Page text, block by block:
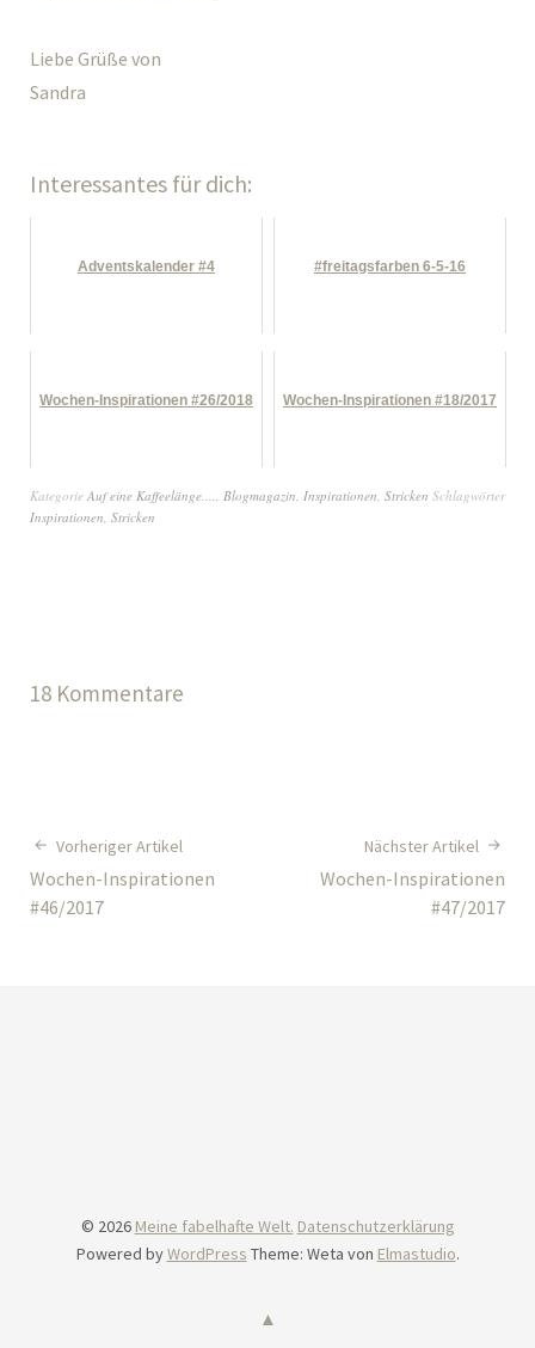
Liebe Grüße von
Sandra
Interessantes für dich:
Adventskalender #4 #freitagsfarben 6-5-16
Wochen-Inspirationen #26/2018 Wochen-Inspirationen #18/2017
Kategorie Auf eine Kaffeelänge.... Blogmagazin Inspirationen Stricken Schlagwörter
Inspirationen Stricken
18 Kommentare
Vorheriger Artikel
Wochen-Inspirationen
#46/2017
Nächster Artikel
Wochen-Inspirationen
#47/2017
© 2026 Meine fabelhafte Welt. Datenschutzerklärung
Powered byWordPress Theme: Weta von Elmastudio.